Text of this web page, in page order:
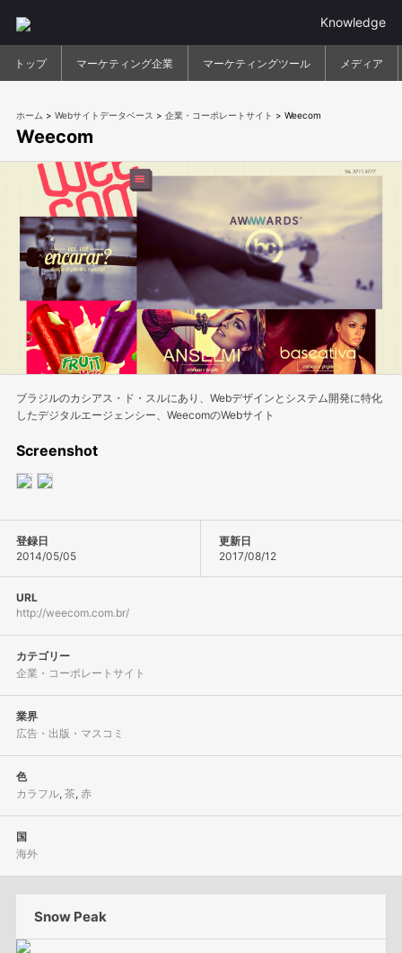
Knowledge
トップ マーケティング企業 マーケティングツール メディア
ホーム > Webサイトデータベース > 企業・コーポレートサイト > Weecom
Weecom
ブラジルのカシアス・ド・スルにあり、Webデザインとシステム開発に特化
したデジタルエージェンシー、WeecomのWebサイト
Screenshot
登録日
2014/05/05
更新日
2017/08/12
URL
http://weecom.com.br/
カテゴリー
企業・コーポレートサイト
業界
広告・出版・マスコミ
色
カラフル, 茶, 赤
国
海外
Snow Peak